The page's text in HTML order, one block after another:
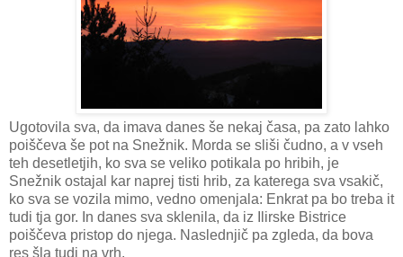
Ugotovila sva, da imava danes še nekaj časa, pa zato lahko
poiščeva še pot na Snežnik. Morda se sliši čudno, a v vseh
teh desetletjih, ko sva se veliko potikala po hribih, je
Snežnik ostajal kar naprej tisti hrib, za katerega sva vsakič,
ko sva se vozila mimo, vedno omenjala: Enkrat pa bo treba it
tudi tja gor. In danes sva sklenila, da iz Ilirske Bistrice
poiščeva pristop do njega. Naslednjič pa zgleda, da bova
res šla tudi na vrh.